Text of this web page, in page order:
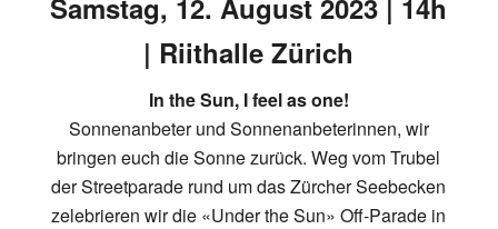
| Riithalle Zürich
In the Sun, I feel as one!
Sonnenanbeter und Sonnenanbeterinnen, wir
bringen euch die Sonne zurück. Weg vom Trubel
der Streetparade rund um das Zürcher Seebecken
zelebrieren wir die «Under the Sun» Off-Parade in